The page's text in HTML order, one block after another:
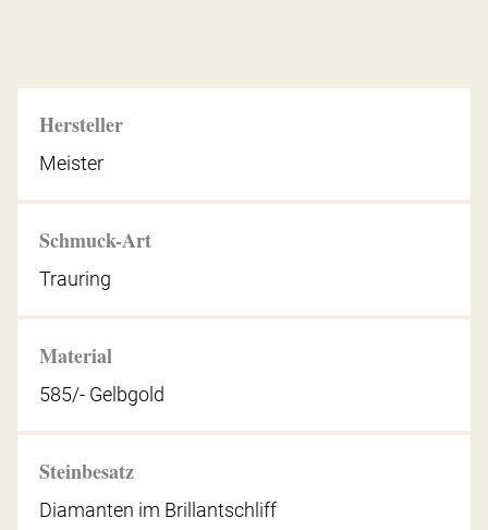
Hersteller
Meister
Schmuck-Art
Trauring
Material
585/- Gelbgold
Steinbesatz
Diamanten im Brillantschliff